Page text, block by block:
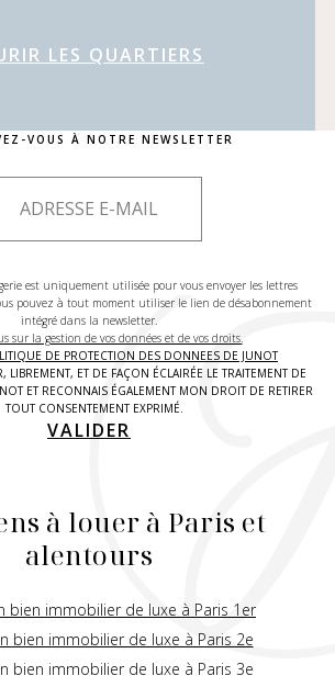
LES QUARTIERS
VOUS À NOTRE NEWSLETTER
est uniquement utilisée pour vous envoyer les lettres
pouvez à tout moment utiliser le lien de désabonnement
intégré dans la newsletter.
sur la gestion de vos données et de vos droits.
DE PROTECTION DES DONNEES DE JUNOT
LIBREMENT, ET DE FAÇON ÉCLAIRÉE LE TRAITEMENT DE
ET RECONNAIS ÉGALEMENT MON DROIT DE RETIRER
TOUT CONSENTEMENT EXPRIMÉ.
VALIDER
à louer à Paris et
alentours
bien immobilier de luxe à Paris 1er
bien immobilier de luxe à Paris 2e
bien immobilier de luxe à Paris 3e